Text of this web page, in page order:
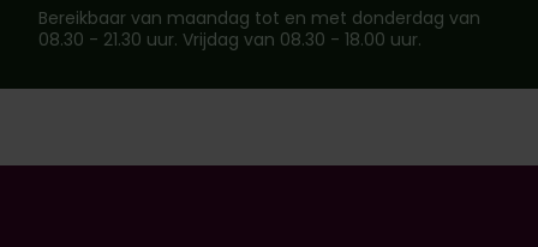
Bereikbaar van maandag tot en met donderdag van
08.30 - 21.30 uur. Vrijdag van 08.30 - 18.00 uur.